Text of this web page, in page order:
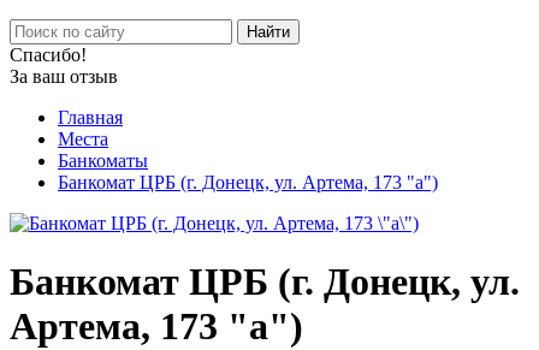
Найти
Спасибо!
За ваш отзыв
Главная
Места
Банкоматы
Банкомат ЦРБ (г. Донецк, ул. Артема, 173 "а")
Банкомат ЦРБ (г. Донецк, ул.
Артема, 173 "а")